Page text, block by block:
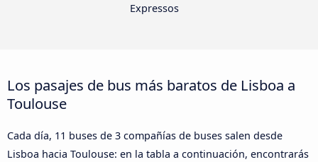
Expressos
Los pasajes de bus más baratos de Lisboa a
Toulouse
Cada día, 11 buses de 3 compañías de buses salen desde
Lisboa hacia Toulouse: en la tabla a continuación, encontrarás